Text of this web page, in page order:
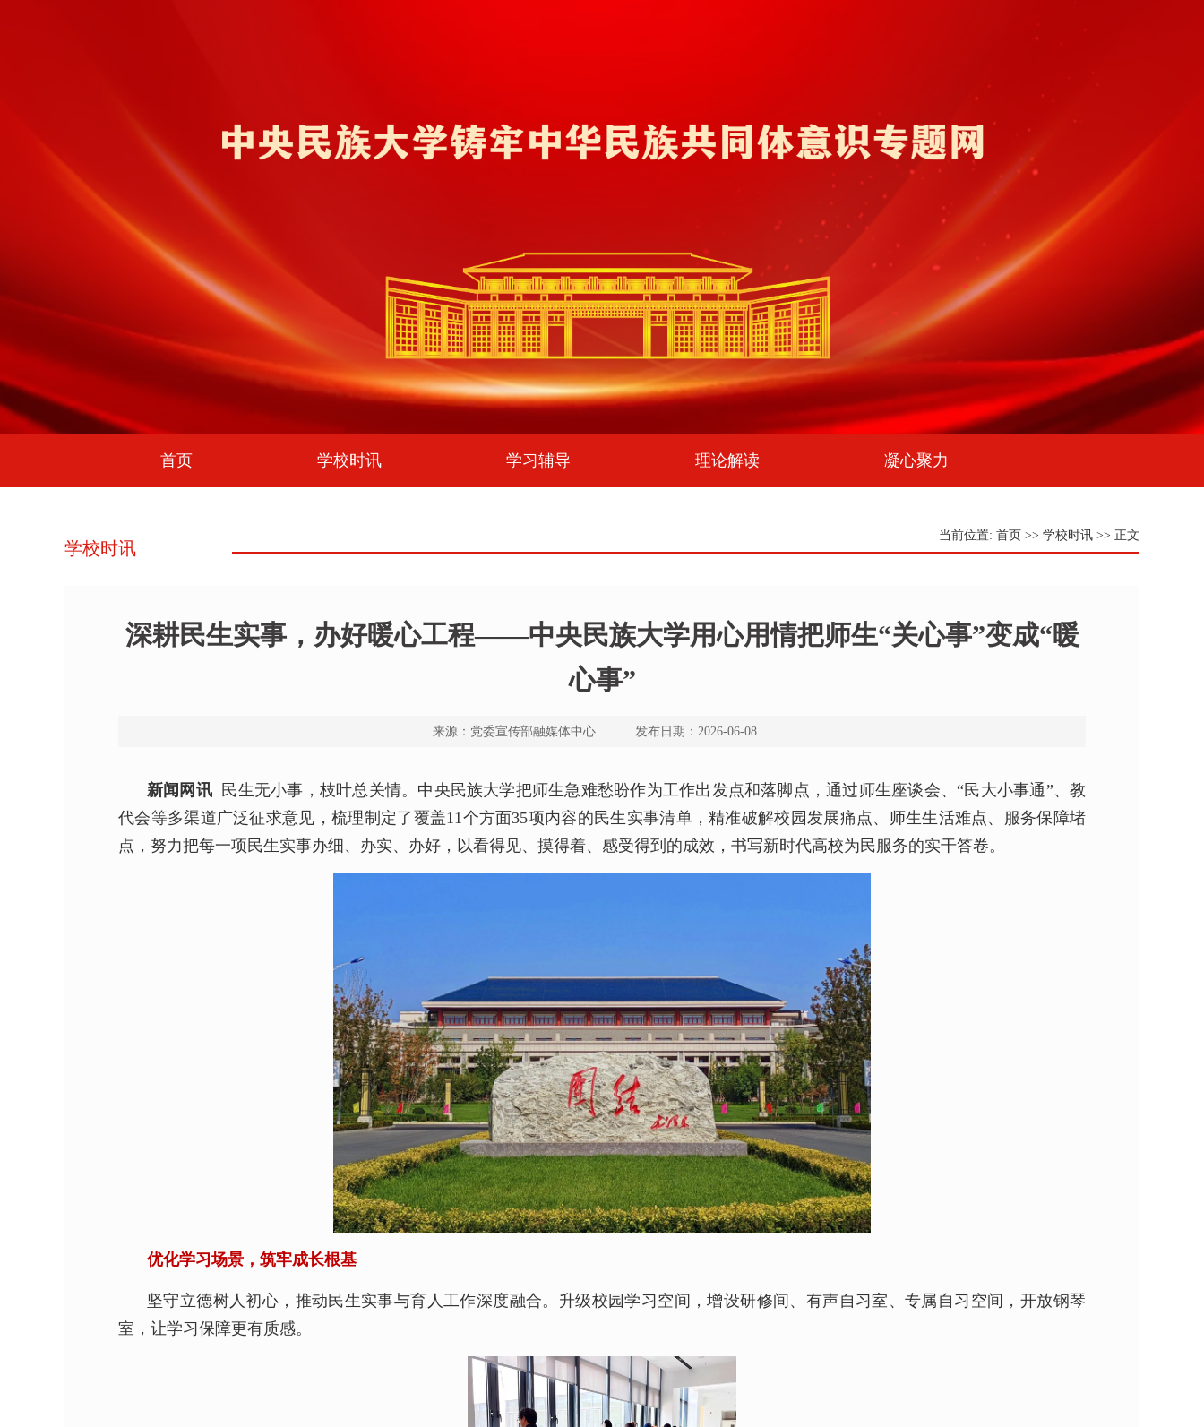
首页 学校时讯 学习辅导 理论解读 凝心聚力
学校时讯
当前位置: 首页 >> 学校时讯 >> 正文
深耕民生实事，办好暖心工程——中央民族大学用心用情把师生“关心事”变成“暖
心事”
来源：党委宣传部融媒体中心 发布日期：2026-06-08
新闻网讯民生无小事，枝叶总关情。中央民族大学把师生急难愁盼作为工作出发点和落脚点，通过师生座谈会、“民大小事通”、教
代会等多渠道广泛征求意见，梳理制定了覆盖11个方面35项内容的民生实事清单，精准破解校园发展痛点、师生生活难点、服务保障堵
点，努力把每一项民生实事办细、办实、办好，以看得见、摸得着、感受得到的成效，书写新时代高校为民服务的实干答卷。
优化学习场景，筑牢成长根基
坚守立德树人初心，推动民生实事与育人工作深度融合。升级校园学习空间，增设研修间、有声自习室、专属自习空间，开放钢琴
室，让学习保障更有质感。